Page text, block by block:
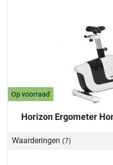
Op voorraad
Horizon Ergometer
Waarderingen (7)